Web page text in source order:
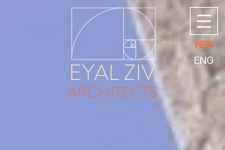
ENG
HEB
EYAL ZIV
ARCHITECTS